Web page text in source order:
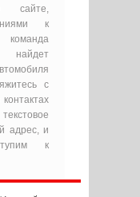
сайте,
к
с
адрес, и
к